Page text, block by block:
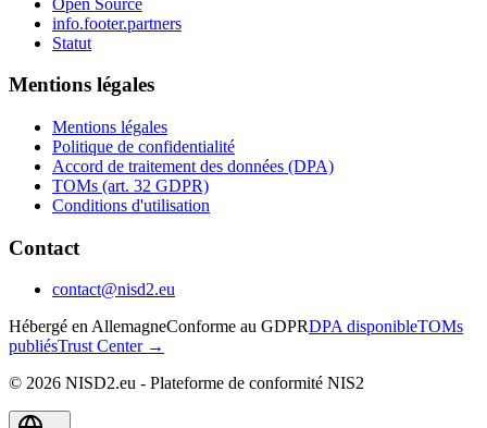
info.footer.partners
Statut
Mentions légales
Mentions légales
Politique de confidentialité
Accord de traitement des données (DPA)
TOMs (art. 32 GDPR)
Conditions d'utilisation
Contact
contact@nisd2.eu
Hébergé en AllemagneConforme au GDPRDPA disponibleTOMs
publiésTrust Center →
© 2026 NISD2.eu - Plateforme de conformité NIS2